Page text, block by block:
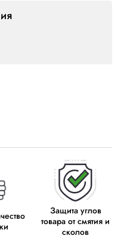
Защита углов
товара от смятия и
сколов